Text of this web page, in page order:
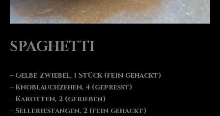
SPAGHETTI
– Gelbe Zwiebel, 1 Stück (fein gehackt)
– Knoblauchzehen, 4 (gepresst)
– Karotten, 2 (gerieben)
– Selleriestangen, 2 (fein gehackt)